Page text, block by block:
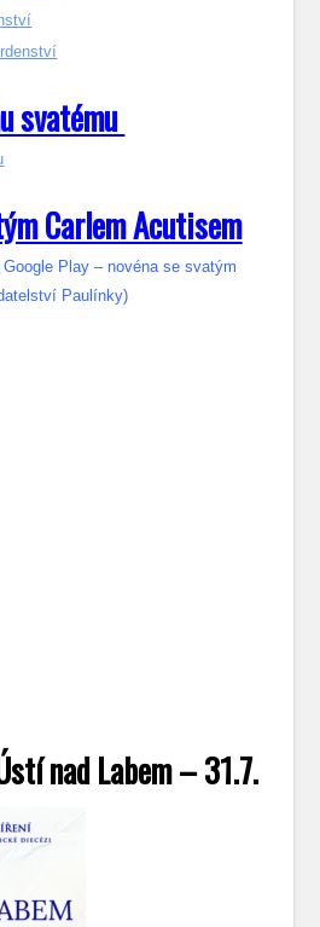
svatému
Carlem Acutisem
Play – novéna se svatým
Paulínky)
nad Labem – 31.7.